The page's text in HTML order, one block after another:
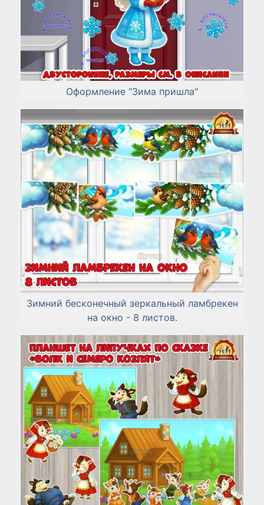
Оформление "Зима пришла"
Зимний бесконечный зеркальный ламбрекен
на окно - 8 листов.